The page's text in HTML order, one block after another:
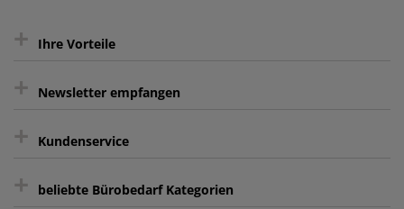
+ Ihre Vorteile
Kauf auf Rechnung³
sicher Shoppen durch SSL
intelligentes Kundenkonto
+ Newsletter empfangen
Sie können sich zu jeder Zeit abmelden.
+ Kundenservice
Kontakt
+ beliebte Bürobedarf Kategorien